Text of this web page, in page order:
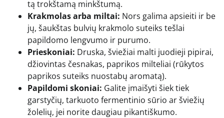
tą trokštamą minkštumą.
Krakmolas arba miltai: Nors galima apsieiti ir be
jų, šaukštas bulvių krakmolo suteiks tešlai
papildomo lengvumo ir purumo.
Prieskoniai: Druska, šviežiai malti juodieji pipirai,
džiovintas česnakas, paprikos milteliai (rūkytos
paprikos suteiks nuostabų aromatą).
Papildomi skoniai: Galite įmaišyti šiek tiek
garstyčių, tarkuoto fermentinio sūrio ar šviežių
žolelių, jei norite daugiau pikantiškumo.